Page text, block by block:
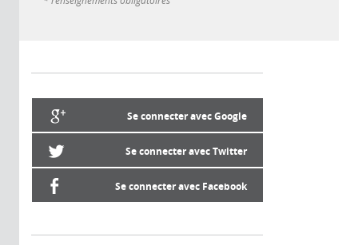
Se connecter avec Google
Se connecter avec Twitter
Se connecter avec Facebook